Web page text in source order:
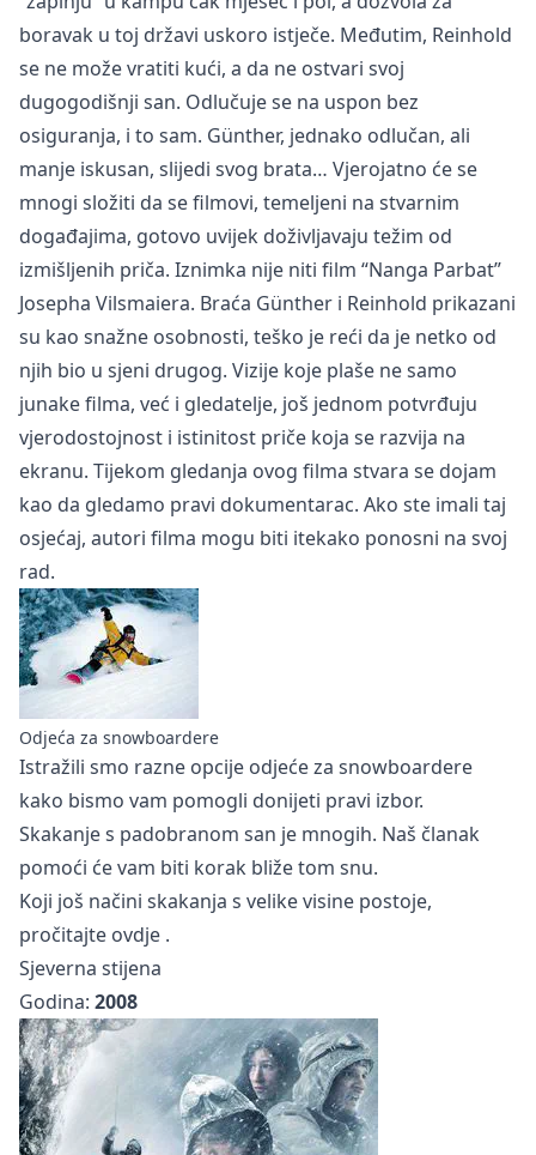
boravak u toj državi uskoro istječe. Međutim, Reinhold
se ne može vratiti kući, a da ne ostvari svoj
dugogodišnji san. Odlučuje se na uspon bez
osiguranja, i to sam. Günther, jednako odlučan, ali
manje iskusan, slijedi svog brata… Vjerojatno će se
mnogi složiti da se filmovi, temeljeni na stvarnim
događajima, gotovo uvijek doživljavaju težim od
izmišljenih priča. Iznimka nije niti film “Nanga Parbat”
Josepha Vilsmaiera. Braća Günther i Reinhold prikazani
su kao snažne osobnosti, teško je reći da je netko od
njih bio u sjeni drugog. Vizije koje plaše ne samo
junake filma, već i gledatelje, još jednom potvrđuju
vjerodostojnost i istinitost priče koja se razvija na
ekranu. Tijekom gledanja ovog filma stvara se dojam
kao da gledamo pravi dokumentarac. Ako ste imali taj
osjećaj, autori filma mogu biti itekako ponosni na svoj
rad.
Odjeća za snowboardere
Istražili smo razne opcije odjeće za snowboardere
kako bismo vam pomogli donijeti pravi izbor.
Skakanje s padobranom san je mnogih. Naš članak
pomoći će vam biti korak bliže tom snu.
Koji još načini skakanja s velike visine postoje,
pročitajte ovdje .
Sjeverna stijena
Godina: 2008